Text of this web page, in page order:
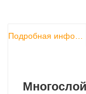
Подробная информация о продукте